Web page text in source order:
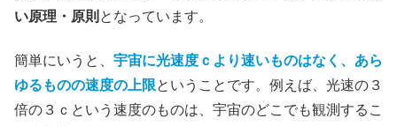
い原理・原則 となっています。
簡単にいうと、 宇宙に光速度ｃより速いものはなく、あら
ゆるものの速度の上限ということです。例えば、光速の３
倍の３ｃという速度のものは、宇宙のどこでも観測するこ